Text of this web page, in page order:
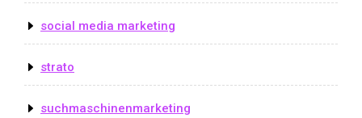
social media marketing
strato
suchmaschinenmarketing